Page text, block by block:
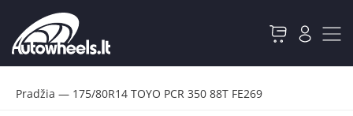
Pradžia — 175/80R14 TOYO PCR 350 88T FE269